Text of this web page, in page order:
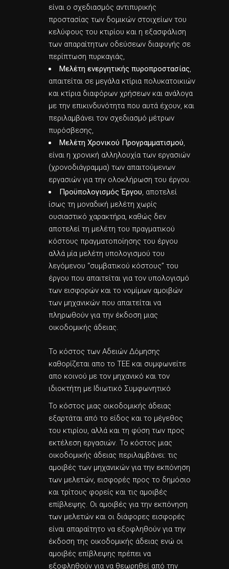
είναι ο σχεδιασμός αντιπυρικής
προστασίας των δομικών στοιχείων του
κελύφους του κτιρίου και η εξασφάλιση
των απαραίτητων οδεύσεων διαφυγής σε
περίπτωση πυρκαγιάς,
Μελέτη ενεργητικής πυροπροστασίας,
απαιτείται σε μεγάλα κτίρια πολυκατοικιών
και κτίρια διαφόρων χρήσεων και ανάλογα
με την επικινδυνότητα που αυτά έχουν, και
περιλαμβάνει τον σχεδιασμό μέτρων
πυρόσβεσης,
Μελέτη Χρονικού Προγραμματισμού,
είναι η χρονική αλληλουχία των εργασιών
(χρονοδιάγραμμα) των απαιτούμενων
εργασιών για την ολοκλήρωση του έργου.
Προϋπολογισμός Έργου, αποτελεί
ίσως τη μοναδική μελέτη χωρίς
ουσιαστικό χαρακτήρα, καθώς δεν
αποτελεί τη μελέτη του πραγματικού
κόστους πραγματοποίησης του έργου
αλλά μία μελέτη υπολογισμού του
λεγόμενου “συμβατικού κόστους” του
έργου που απαιτείται για τον υπολογισμό
των εισφορών και το νομίμων αμοιβών
των μηχανικών που απαιτείται να
πληρωθούν για την έκδοση μιας
οικοδομικής άδειας.
Το κόστος των Αδειών Δόμησης
καθορίζεται απο το ΤΕΕ και συμφωνείτε
απο κοινού με τον μηχανικό και τον
ιδιοκτήτη με Ιδιωτικό Συμφωνητικό
Το κόστος μιας οικοδομικής άδειας
εξαρτάται από το είδος και το μέγεθος
του κτιρίου, αλλά και τη φύση των προς
εκτέλεση εργασιών. Το κόστος μιας
οικοδομικής άδειας περιλαμβάνει: τις
αμοιβές των μηχανικών για την εκπόνηση
των μελετών, εισφορές προς το δημόσιο
και τρίτους φορείς και τις αμοιβές
επίβλεψης. Οι αμοιβές για την εκπόνηση
των μελετών και οι διάφορες εισφορές
είναι απαραίτητο να εξοφληθούν για την
έκδοση της οικοδομικής άδειας ενώ οι
αμοιβές επίβλεψης πρέπει να
εξοφληθούν για να θεωρηθεί από την